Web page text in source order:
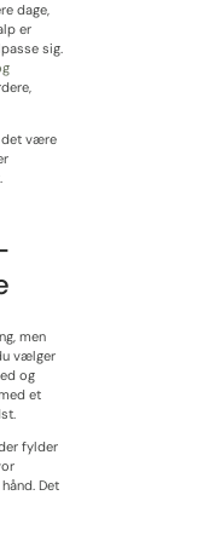
dage,
er
sig.
det være
men
vælger
og
et
fylder
Det